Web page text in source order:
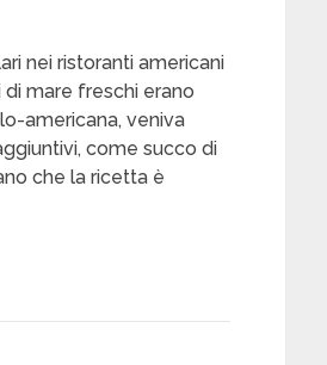
nei ristoranti americani
mare freschi erano
americana, veniva
come succo di
che la ricetta è